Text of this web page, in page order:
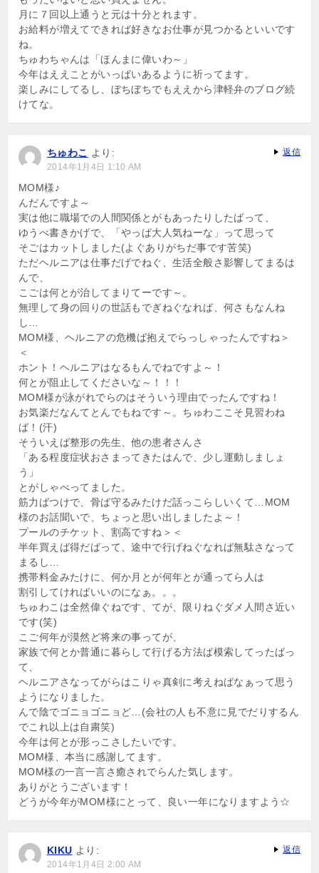
月に７回以上通うと元は十分とれます。
お給料が増えてできれば好きなお仕事が見つかるといいです
ね。
ちゅわちゃんは「ほんまに偉いわ～」
今年はええことがいっぱいあるように祈ってます。
楽しみにしてるし、ぼちぼちでもええから津軽弁のブログ続
けてな。
ちゅわこ より:
2014年1月4日 1:10 AM
MOM様♪
んだんですよ～
実は他に職場での人間関係とがもあったりしたばって、
ゆうべ書きかげで、「やっぱ大人気ねーな」って思って
そごはカットしました(よぐありがちだ事です苦笑)
ただヘルニアは仕事だげでねぐ、生活全般さ影響してまるは
んで、
こごは何とが治してまりてーです～。
無理して身の回りの世話もでぎねぐなれば、何さもなんね
し…
MOM様、ヘルニアの危機ば抱えでらっしゃったんですね＞
＜
ホント！ヘルニアはなるもんでねですよ～！
何とが阻止してくださいな～！！！
MOM様が泳がれでらのはそういう理由でったんですね！
お気楽だなんてとんでもねです～。ちゅわここそ見習わね
ば！(汗)
そういえば整形の先生、他の患者さんさ
「ある程度症状おさまってきたはんで、少し運動しましょ
う」
とがしゃべってました。
筋力ばつけで、骨ば守るみたけだ話っこらしいくて…MOM
様のお話聞いで、ちょっと思い出しましたよ～！
プールのチケット、割高ですね＞＜
半年買えば得だばって、途中で行げねぐなれば無駄さなって
まるし…
携帯料金みたけに、何か月とが何年とが通ってら人は
割引してければいいのになぁ。。。
ちゅわこは全然偉ぐねです、てが、限りねぐダメ人間さ近い
です(笑)
こご何年が漠然ど将来の事ってが、
家族で何とか普通に暮らして行げる方法ば模索してったばっ
て、
ヘルニアさなってがらはこりゃ真剣に考えねばなぁって思う
ようになりました。
んで陰でゴニョゴニョど…(会社の人も不意に見でだりするん
でこれ以上は自粛笑)
今年は何とが形っこさしたいです。
MOM様、本当に感謝してます。
MOM様の一言一言さ癒されでらんた気します。
ありがとうございます！
どうが今年がMOM様にとって、良い一年になりますよう☆
返信
KIKU より:
2014年1月4日 2:00 AM
返信